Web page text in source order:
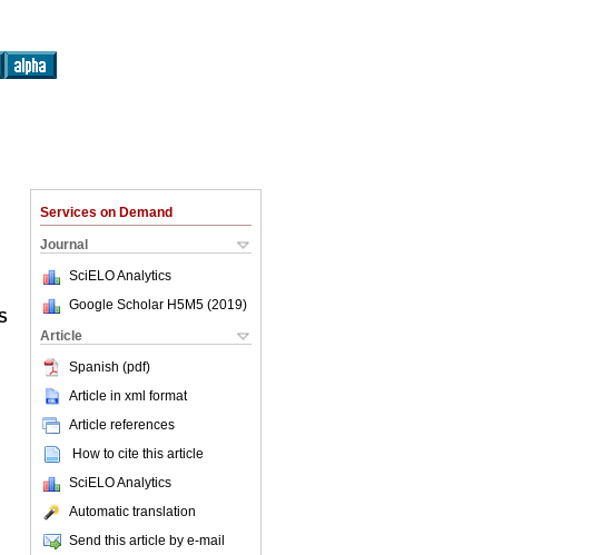
Services on Demand
Journal
SciELO Analytics
Google Scholar H5M5 (2019)
Article
Spanish (pdf)
Article in xml format
Article references
How to cite this article
SciELO Analytics
Automatic translation
Send this article by e-mail